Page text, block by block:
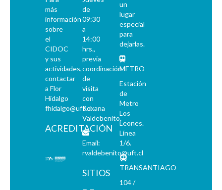
más
información
sobre
el
CIDOC
y sus
actividades,
contactar
a Flor
Hidalgo
fhidalgo@uft.cl
ACREDITACIÓN
de
09:30
a
14:00
hrs.,
previa
coordinación
de
visita
con
Roxana
Valdebenito.
Email:
rvaldebenito@uft.cl
SITIOS
un
lugar
especial
para
dejarlas.
METRO
Estación
de
Metro
Los
Leones.
Línea
1/6.
TRANSANTIAGO
104 /